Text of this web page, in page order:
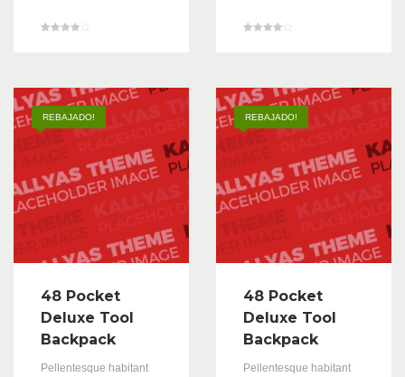
REBAJADO!
48 Pocket
Deluxe Tool
Backpack
Pellentesque habitant
REBAJADO!
48 Pocket
Deluxe Tool
Backpack
Pellentesque habitant